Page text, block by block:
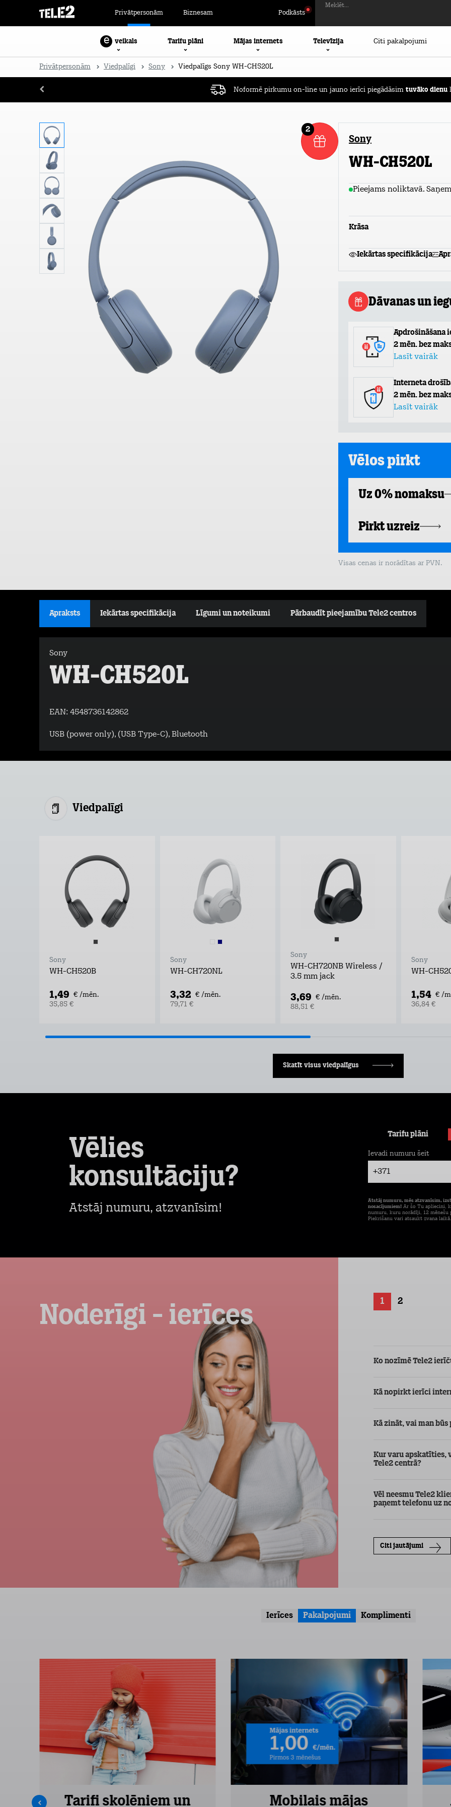
Privātpersonām Biznesam Podkāsts
Meklēt...
e veikals Tarifu plāni Mājas internets Televīzija Citi pakalpojumi
Privātpersonām Viedpalīgi Sony Viedpalīgs Sony WH-CH520L
Noformē pirkumu on-line un jauno ierīci piegādāsim tuvāko dienu
2
Sony
WH-CH520L
Pieejams noliktavā.
Krāsa
Iekārtas specifikācija
Dāvanas un
Apdrošināšana
2 mēn. bez
Lasīt vairāk
Interneta
2 mēn. bez
Lasīt vairāk
Vēlos pirkt
Uz 0% nomaksu
Pirkt uzreiz
Visas cenas ir norādītas ar PVN.
Apraksts Iekārtas specifikācija Līgumi un noteikumi Pārbaudīt pieejamību Tele2 centros
Sony
WH-CH520L
EAN: 4548736142862
USB (power only), (USB Type-C), Bluetooth
Viedpalīgi
Sony
WH-CH520B
1,49 € /mēn.
35,85 €
Sony
WH-CH720NL
3,32 € /mēn.
79,71 €
Sony
WH-CH720NB Wireless /
3.5 mm jack
3,69
€ /mēn.
88,51 €
Sony
WH-
1,54 € /
36,84 €
Skatīt visus viedpalīgus
Vēlies
konsultāciju?
Atstāj numuru, atzvanīsim!
Tarifu plāni
+371
Ievadi numuru šeit
Atstāj numuru, mēs atzvanīsim,
nosacījumiem! Ar šo Tu apliecini,
numuru, kuru norādīji, 12 mēnešu
Piekrišanu vari atsaukt zvana
Noderīgi - ierīces
1 2
Ko nozīmē Tele2
Kā nopirkt ierīci
Kā zināt, vai man
Kur varu apskatīties,
Tele2 centrā?
Vēl neesmu Tele2
paņemt telefonu uz
Citi jautājumi
Ierīces Pakalpojumi Komplimenti
Tarifi skolēniem un Mobilais mājas